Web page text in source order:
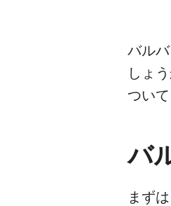
バル
しょ
ついて
バ
まず